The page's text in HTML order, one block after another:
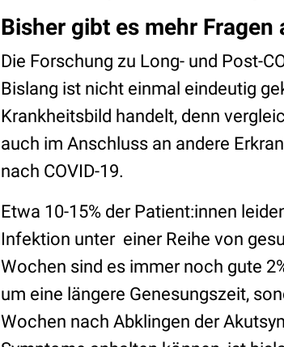
Bisher gibt es mehr Fragen
Die Forschung zu Long- und Post-
Bislang ist nicht einmal eindeutig
Krankheitsbild handelt, denn
auch im Anschluss an andere
nach COVID-19.
Etwa 10-15% der Patient:innen
Infektion unter einer Reihe von
Wochen sind es immer noch gute
um eine längere Genesungszeit,
Wochen nach Abklingen der